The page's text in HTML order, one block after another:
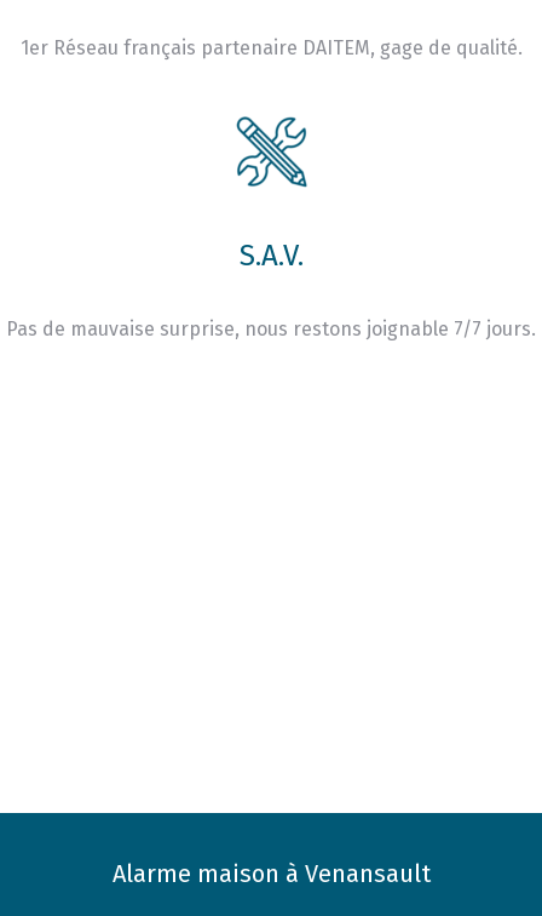
1er Réseau français partenaire DAITEM, gage de qualité.
S.A.V.
Pas de mauvaise surprise, nous restons joignable 7/7 jours.
Alarme maison à Venansault